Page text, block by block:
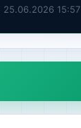
25.06.2026 15:57